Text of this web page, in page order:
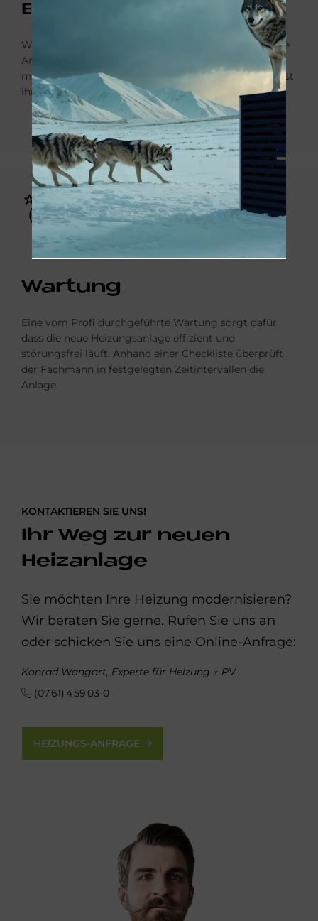
Ein­stel­lun­gen
Wenn alle Funktionen richtig eingestellt sind, wird die
Anlage in Betrieb genommen. Ein Service-Techniker
macht den Kunden mit der Heizung vertraut und weist
ihn aus­führlich in alle Funktionen ein.
Bild
War­tung
Eine vom Profi durchgeführte Wartung sorgt dafür,
dass die neue Heizungsanlage effizient und
störungsfrei läuft. Anhand einer Checkliste überprüft
der Fach­mann in fest­gelegten Zeit­­inter­vallen die
Anlage.
KONTAKTIEREN SIE UNS!
Ihr Weg zur neuen
Heizanlage
Sie möchten Ihre Heizung modernisieren?
Wir beraten Sie gerne. Rufen Sie uns an
oder schicken Sie uns eine Online-Anfrage:
Konrad Wangart, Experte für Heizung + PV
(07 61) 4 59 03-0
HEIZUNGS-ANFRAGE